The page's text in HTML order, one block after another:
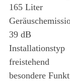
165 Liter
39 dB
Installationstyp
freistehend
besondere